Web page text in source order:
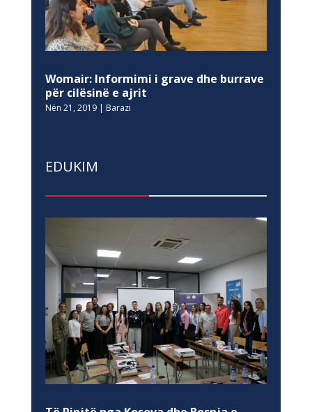
Womair: Informimi i grave dhe burrave
për cilësinë e ajrit
Nën 21, 2019| Barazi
EDUKIM